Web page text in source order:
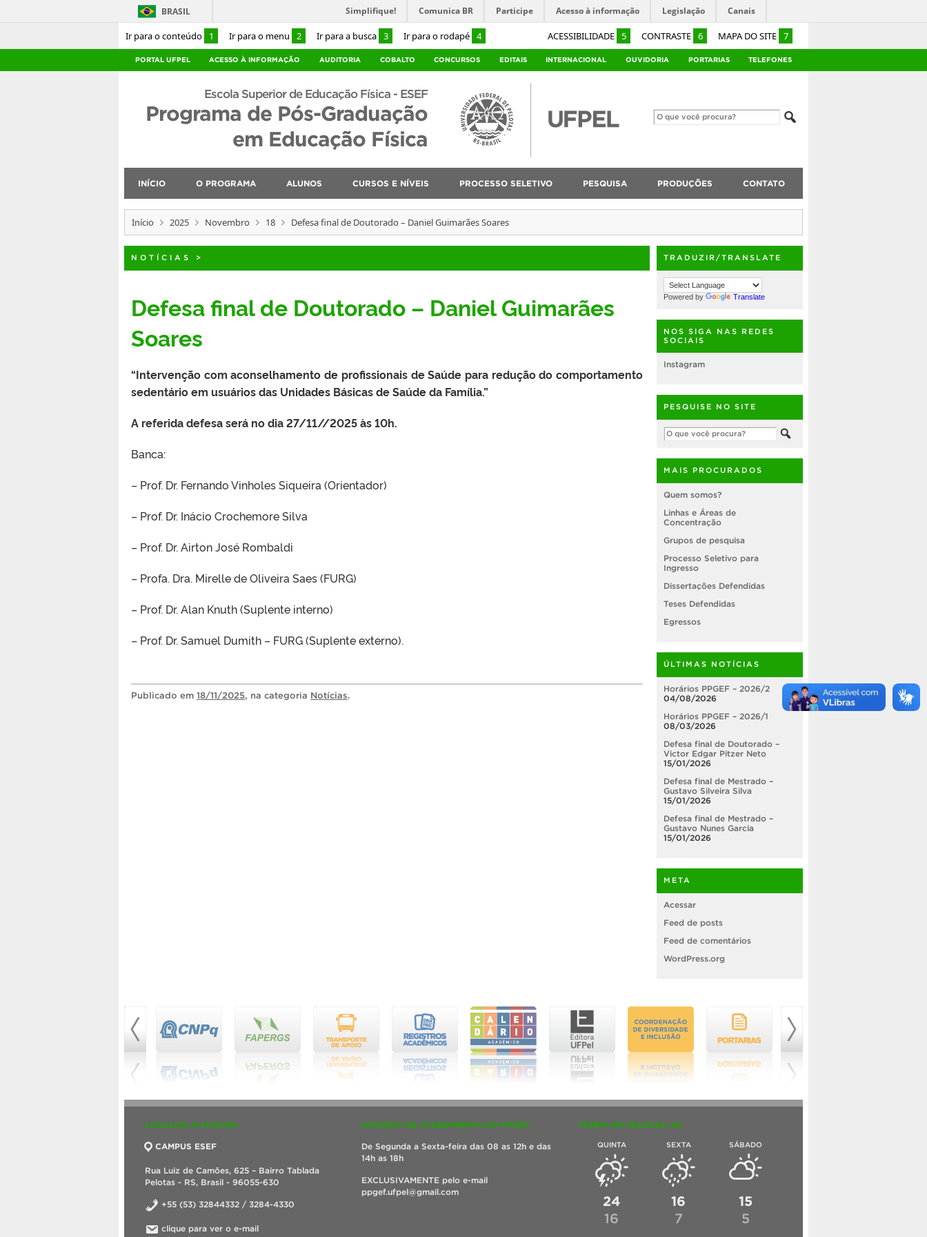
Ir para o conteúdo 1 Ir para o menu 2 Ir para a busca 3 Ir para o rodapé 4 ACESSIBILIDADE 5 CONTRASTE 6 MAPA DO SITE 7
BRASIL Simplifique! Comunica BR Participe Acesso à informação Legislação Canais
PORTAL UFPEL ACESSO À INFORMAÇÃO AUDITORIA COBALTO CONCURSOS EDITAIS INTERNACIONAL OUVIDORIA PORTARIAS TELEFONES
Escola Superior de Educação Física - ESEF
Programa de Pós-Graduação
em Educação Física
INÍCIO O PROGRAMA ALUNOS CURSOS E NÍVEIS PROCESSO SELETIVO PESQUISA PRODUÇÕES CONTATO
Início 2025 Novembro 18 Defesa final de Doutorado – Daniel Guimarães Soares
NOTÍCIAS >
Defesa final de Doutorado – Daniel Guimarães
Soares
“Intervenção com aconselhamento de profissionais de Saúde para redução do comportamento
sedentário em usuários das Unidades Básicas de Saúde da Família.”
A referida defesa será no dia 27/11//2025 às 10h.
Banca:
– Prof. Dr. Fernando Vinholes Siqueira (Orientador)
– Prof. Dr. Inácio Crochemore Silva
– Prof. Dr. Airton José Rombaldi
– Profa. Dra. Mirelle de Oliveira Saes (FURG)
– Prof. Dr. Alan Knuth (Suplente interno)
– Prof. Dr. Samuel Dumith – FURG (Suplente externo).
Publicado em 18/11/2025, na categoria Notícias.
TRADUZIR/TRANSLATE
Powered by Translate
NOS SIGA NAS REDES
SOCIAIS
Instagram
PESQUISE NO SITE
MAIS PROCURADOS
Quem somos?
Linhas e Áreas de
Concentração
Grupos de pesquisa
Processo Seletivo para
Ingresso
Dissertações Defendidas
Teses Defendidas
Egressos
ÚLTIMAS NOTÍCIAS
Horários PPGEF – 2026/2
04/08/2026
Horários PPGEF – 2026/1
08/03/2026
Defesa final de Doutorado –
Victor Edgar Pitzer Neto
15/01/2026
Defesa final de Mestrado –
Gustavo Silveira Silva
15/01/2026
Defesa final de Mestrado –
Gustavo Nunes Garcia
15/01/2026
META
Acessar
Feed de posts
Feed de comentários
WordPress.org
LOCALIZE O PPGCMH
CAMPUS ESEF
Rua Luiz de Camões, 625 – Bairro Tablada
Pelotas - RS, Brasil - 96055-630
+55 (53) 32844332 / 3284-4330
clique para ver o e-mail
HORÁRIO DE ATENDIMENTO DO PPGEF
De Segunda a Sexta-feira das 08 as 12h e das
14h as 18h
EXCLUSIVAMENTE pelo e-mail
ppgef.ufpel@gmail.com
TEMPO EM PELOTAS, RS
QUINTA
24
16
SEXTA
16
7
SÁBADO
15
5